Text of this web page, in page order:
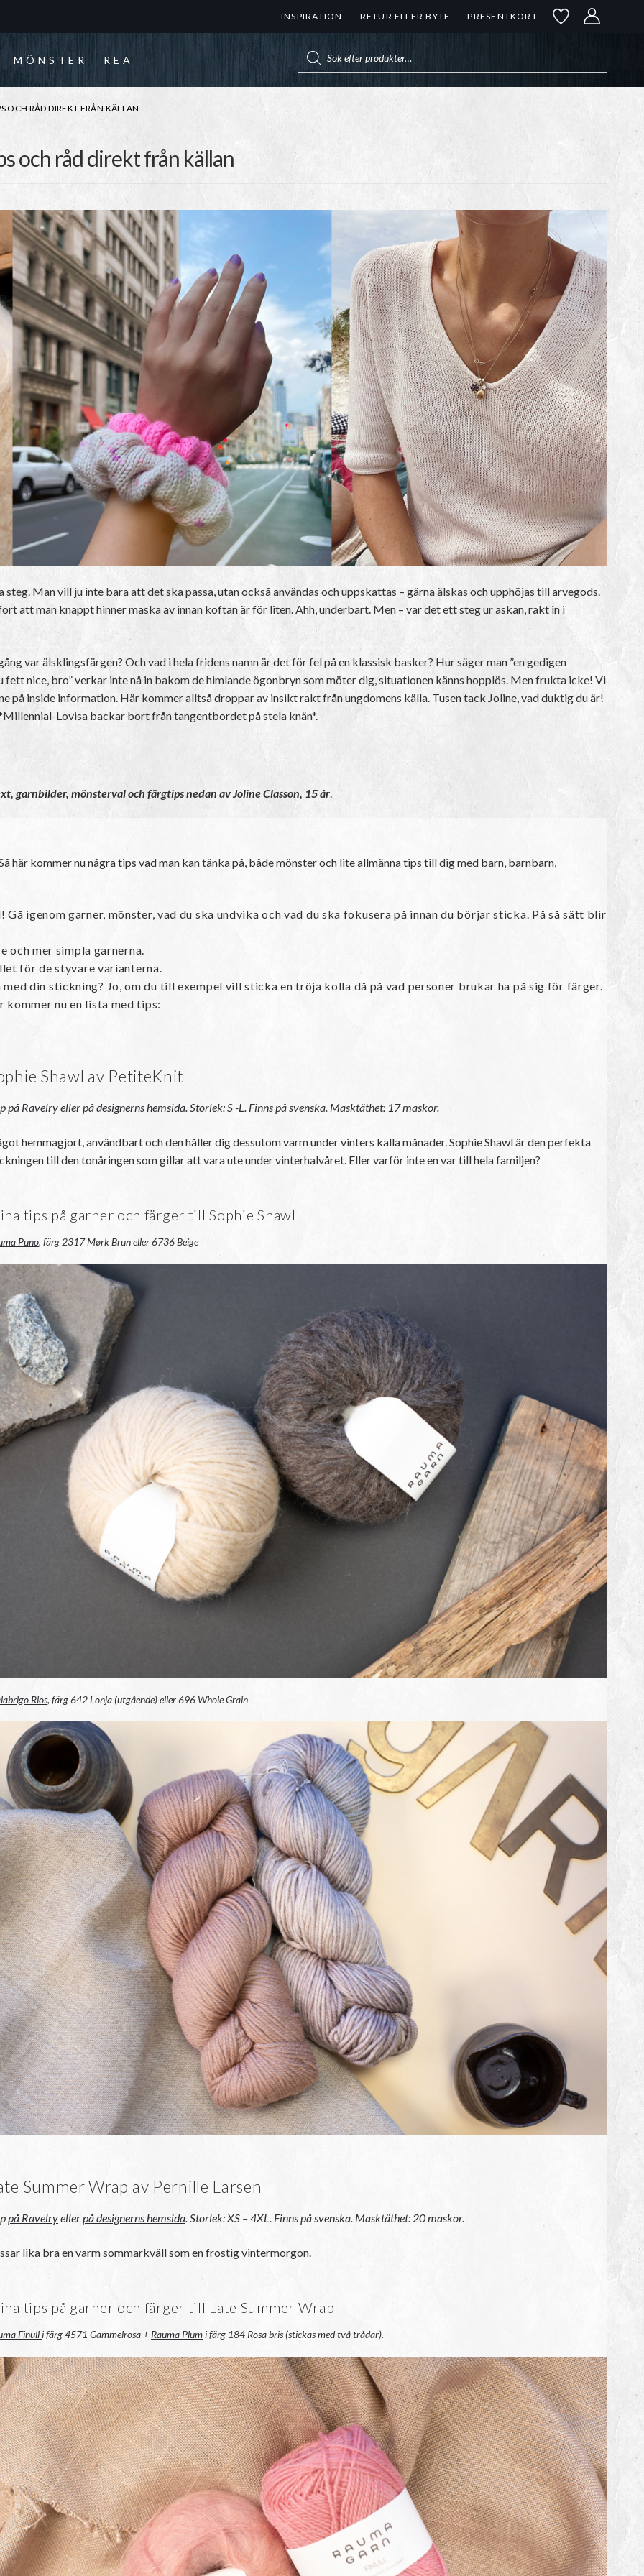
INSPIRATION RETUR ELLER BYTE PRESENTKORT
MÖNSTER REA
OCH RÅD DIREKT FRÅN KÄLLAN
och råd direkt från källan
Man vill ju inte bara att det ska passa, utan också användas och uppskattas – gärna älskas och upphöjas till arvegods.
att man knappt hinner maska av innan koftan är för liten. Ahh, underbart. Men – var det ett steg ur askan, rakt in i
var älsklingsfärgen? Och vad i hela fridens namn är det för fel på en klassisk basker? Hur säger man ”en gedigen
nice, bro” verkar inte nå in bakom de himlande ögonbryn som möter dig, situationen känns hopplös. Men frukta icke! Vi
på inside information. Här kommer alltså droppar av insikt rakt från ungdomens källa. Tusen tack Joline, vad duktig du är!
Lovisa backar bort från tangentbordet på stela knän*.
garnbilder, mönsterval och färgtips nedan av Joline Classon, 15 år
kommer nu några tips vad man kan tänka på, både mönster och lite allmänna tips till dig med barn, barnbarn,
igenom garner, mönster, vad du ska undvika och vad du ska fokusera på innan du börjar sticka. På så sätt blir
och mer simpla garnerna.
för de styvare varianterna.
din stickning? Jo, om du till exempel vill sticka en tröja kolla då på vad personer brukar ha på sig för färger.
nu en lista med tips:
Shawl av PetiteKnit
på Ravelryellerpå designerns hemsida.Storlek: S -L. Finns på svenska. Masktäthet: 17 maskor.
hemmagjort, användbart och den håller dig dessutom varm under vinters kalla månader. Sophie Shawl är den perfekta
till den tonåringen som gillar att vara ute under vinterhalvåret. Eller varför inte en var till hela familjen?
tips på garner och färger till Sophie Shawl
Puno, färg 2317 Mørk Brun eller 6736 Beige
Rios, färg 642 Lonja (utgående) eller 696 Whole Grain
Summer Wrap av Pernille Larsen
på Ravelryellerpå designerns hemsida.Storlek: XS – 4XL. Finns på svenska. Masktäthet: 20 maskor.
lika bra en varm sommarkväll som en frostig vintermorgon.
tips på garner och färger till Late Summer Wrap
Finulli färg 4571 Gammelrosa + Rauma Plumi färg 184 Rosa bris (stickas med två trådar).